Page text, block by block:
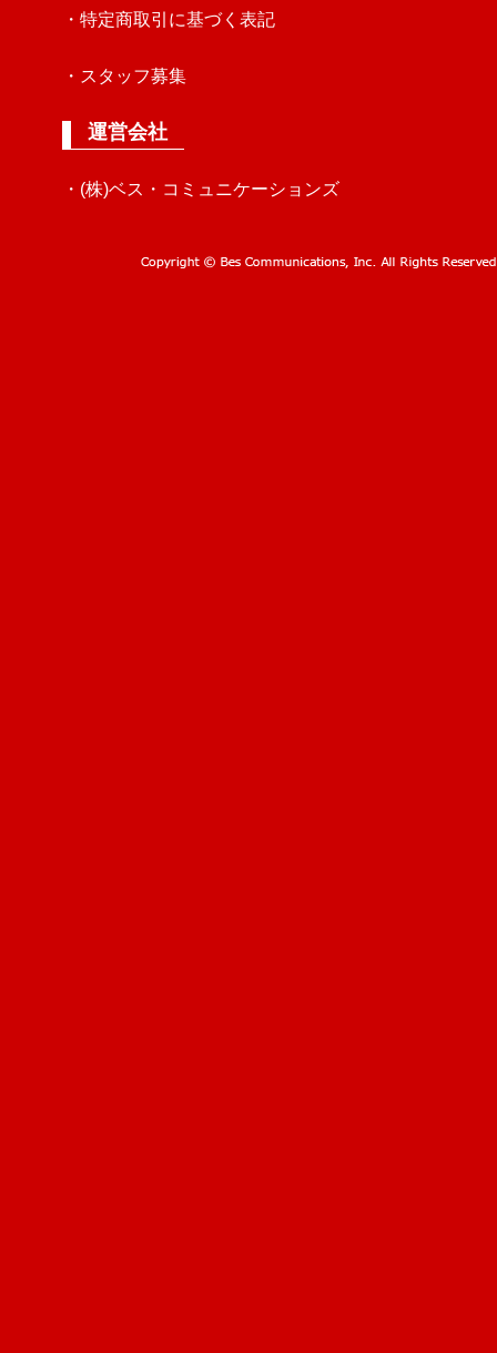
・特定商取引に基づく表記
・スタッフ募集
運営会社
・(株)ベス・コミュニケーションズ